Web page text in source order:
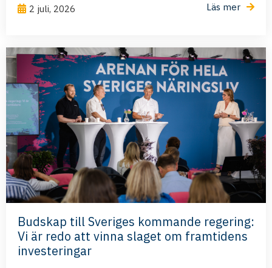
2 juli, 2026 Läs mer
Budskap till Sveriges kommande regering:
Vi är redo att vinna slaget om framtidens
investeringar